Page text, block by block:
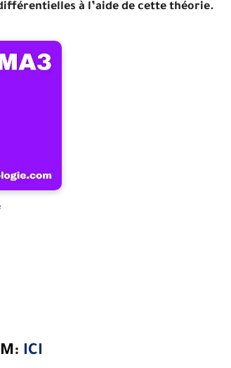
à l’aide de cette théorie.
: ICI